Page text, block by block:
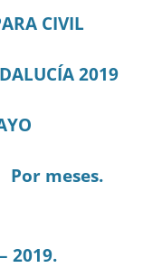
CIVIL
2019
Por meses.
2019.